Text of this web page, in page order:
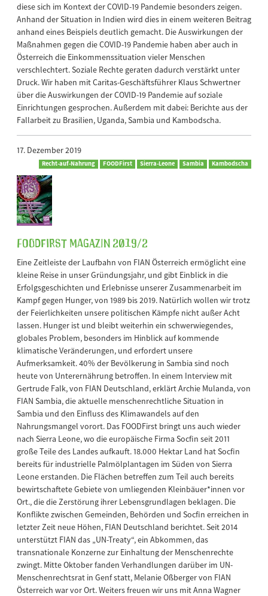
diese sich im Kontext der COVID-19 Pandemie besonders zeigen.
Anhand der Situation in Indien wird dies in einem weiteren Beitrag
anhand eines Beispiels deutlich gemacht. Die Auswirkungen der
Maßnahmen gegen die COVID-19 Pandemie haben aber auch in
Österreich die Einkommenssituation vieler Menschen
verschlechtert. Soziale Rechte geraten dadurch verstärkt unter
Druck. Wir haben mit Caritas-Geschäftsführer Klaus Schwertner
über die Auswirkungen der COVID-19 Pandemie auf soziale
Einrichtungen gesprochen. Außerdem mit dabei: Berichte aus der
Fallarbeit zu Brasilien, Uganda, Sambia und Kambodscha.
17. Dezember 2019
Recht-auf-Nahrung FOODFirst Sierra-Leone Sambia Kambodscha
FOODFirst Magazin 2019/2
Eine Zeitleiste der Laufbahn von FIAN Österreich ermöglicht eine
kleine Reise in unser Gründungsjahr, und gibt Einblick in die
Erfolgsgeschichten und Erlebnisse unserer Zusammenarbeit im
Kampf gegen Hunger, von 1989 bis 2019. Natürlich wollen wir trotz
der Feierlichkeiten unsere politischen Kämpfe nicht außer Acht
lassen. Hunger ist und bleibt weiterhin ein schwerwiegendes,
globales Problem, besonders im Hinblick auf kommende
klimatische Veränderungen, und erfordert unsere
Aufmerksamkeit. 40% der Bevölkerung in Sambia sind noch
heute von Unterernährung betroffen. In einem Interview mit
Gertrude Falk, von FIAN Deutschland, erklärt Archie Mulanda, von
FIAN Sambia, die aktuelle menschenrechtliche Situation in
Sambia und den Einfluss des Klimawandels auf den
Nahrungsmangel vorort. Das FOODFirst bringt uns auch wieder
nach Sierra Leone, wo die europäische Firma Socfin seit 2011
große Teile des Landes aufkauft. 18.000 Hektar Land hat Socfin
bereits für industrielle Palmölplantagen im Süden von Sierra
Leone erstanden. Die Flächen betreffen zum Teil auch bereits
bewirtschaftete Gebiete von umliegenden Kleinbäuer*innen vor
Ort., die die Zerstörung ihrer Lebensgrundlagen beklagen. Die
Konflikte zwischen Gemeinden, Behörden und Socfin erreichen in
letzter Zeit neue Höhen, FIAN Deutschland berichtet. Seit 2014
unterstützt FIAN das „UN-Treaty“, ein Abkommen, das
transnationale Konzerne zur Einhaltung der Menschenrechte
zwingt. Mitte Oktober fanden Verhandlungen darüber im UN-
Menschenrechtsrat in Genf statt, Melanie Oßberger von FIAN
Österreich war vor Ort. Weiters freuen wir uns mit Anna Wagner